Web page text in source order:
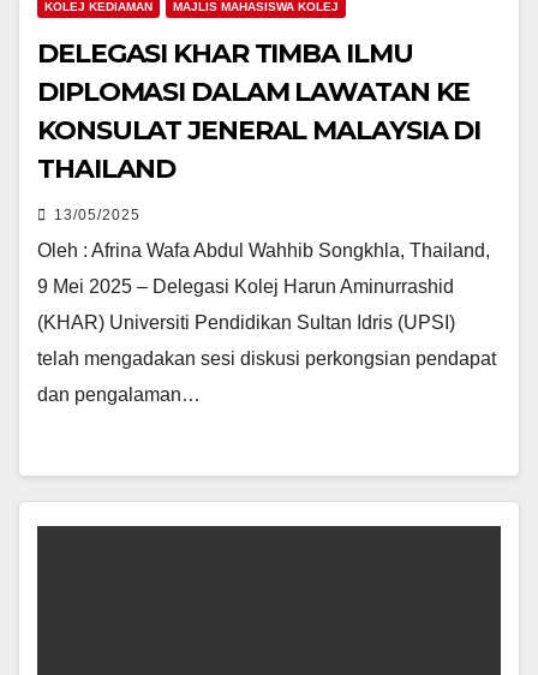
KOLEJ KEDIAMAN MAJLIS MAHASISWA KOLEJ
DELEGASI KHAR TIMBA ILMU
DIPLOMASI DALAM LAWATAN KE
KONSULAT JENERAL MALAYSIA DI
THAILAND
13/05/2025
Oleh : Afrina Wafa Abdul Wahhib Songkhla, Thailand,
9 Mei 2025 – Delegasi Kolej Harun Aminurrashid
(KHAR) Universiti Pendidikan Sultan Idris (UPSI)
telah mengadakan sesi diskusi perkongsian pendapat
dan pengalaman…